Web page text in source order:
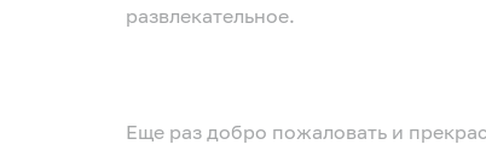
развлекательное.
Еще раз добро пожаловать и